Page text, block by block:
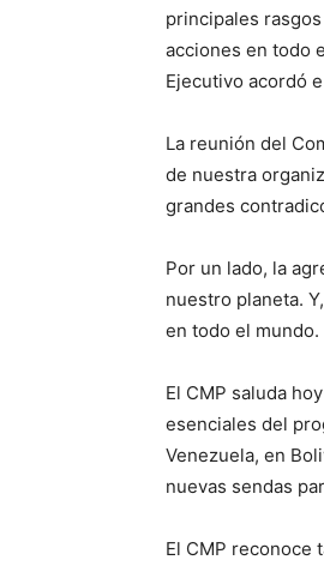
principales
acciones en todo
Ejecutivo acordó
La reunión del
de nuestra
grandes
Por un lado, la
nuestro planeta.
en todo el mundo.
El CMP saluda
esenciales del
Venezuela, en
nuevas sendas
El CMP reconoce